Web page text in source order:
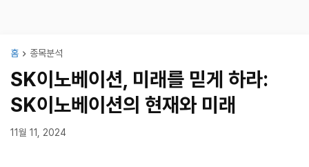
홈 종목분석
SK이노베이션, 미래를 믿게 하라:
SK이노베이션의 현재와 미래
11월 11, 2024